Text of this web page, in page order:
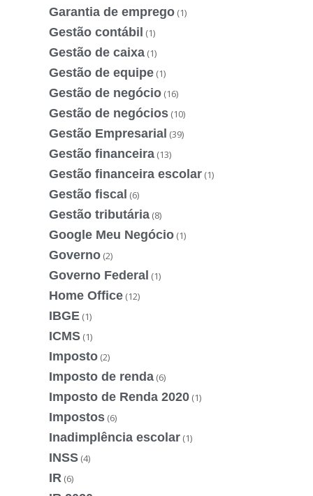
Garantia de emprego (1)
Gestão contábil (1)
Gestão de caixa (1)
Gestão de equipe (1)
Gestão de negócio (16)
Gestão de negócios (10)
Gestão Empresarial (39)
Gestão financeira (13)
Gestão financeira escolar (1)
Gestão fiscal (6)
Gestão tributária (8)
Google Meu Negócio (1)
Governo (2)
Governo Federal (1)
Home Office (12)
IBGE (1)
ICMS (1)
Imposto (2)
Imposto de renda (6)
Imposto de Renda 2020 (1)
Impostos (6)
Inadimplência escolar (1)
INSS (4)
IR (6)